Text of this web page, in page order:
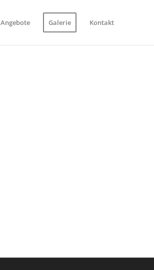
Angebote Galerie Kontakt